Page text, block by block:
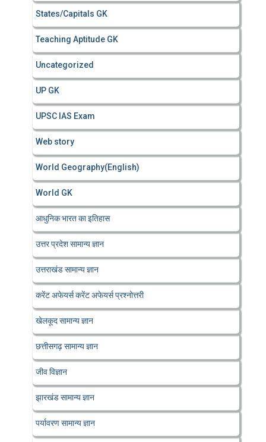
States/Capitals GK
Teaching Aptitude GK
Uncategorized
UP GK
UPSC IAS Exam
Web story
World Geography(English)
World GK
आधुनिक भारत का इतिहास
उत्तर प्रदेश सामान्य ज्ञान
उत्तराखंड सामान्य ज्ञान
करेंट अफेयर्स करेंट अफेयर्स प्रश्नोत्तरी
खेलकूद सामान्य ज्ञान
छत्तीसगढ़ सामान्य ज्ञान
जीव विज्ञान
झारखंड सामान्य ज्ञान
पर्यावरण सामान्य ज्ञान